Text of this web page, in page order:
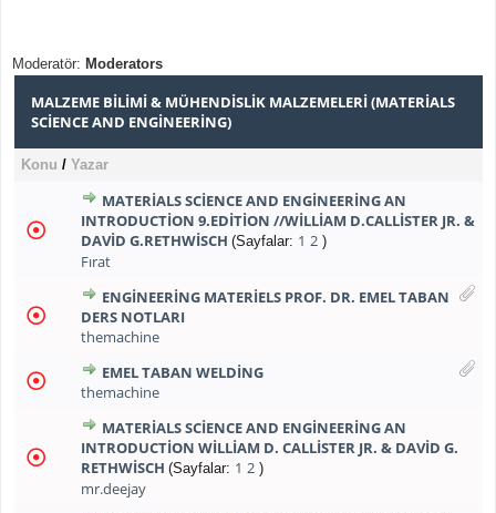
Moderatör: Moderators
MALZEME BILIMI & MÜHENDISLIK MALZEMELERI (MATERIALS
SCIENCE AND ENGINEERING)
Konu / Yazar
MATERIALS SCIENCE AND ENGINEERING AN
INTRODUCTION 9.EDITION //WILLIAM D.CALLISTER JR. &
DAVID G.RETHWISCH (Sayfalar: 1 2 )
Fırat
ENGINEERING MATERIELS PROF. DR. EMEL TABAN
DERS NOTLARI
themachine
EMEL TABAN WELDING
themachine
MATERIALS SCIENCE AND ENGINEERING AN
INTRODUCTION WILLIAM D. CALLISTER JR. & DAVID G.
RETHWISCH (Sayfalar: 1 2 )
mr.deejay